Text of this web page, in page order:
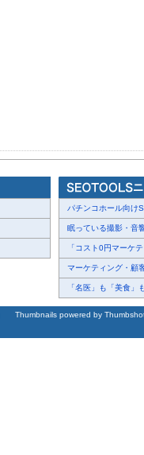
パチンコホール向け
眠っている撮影・音
「コスト0円マーケ
マーケティング・顧
「名医」も「美食」
Thumbnails powered by